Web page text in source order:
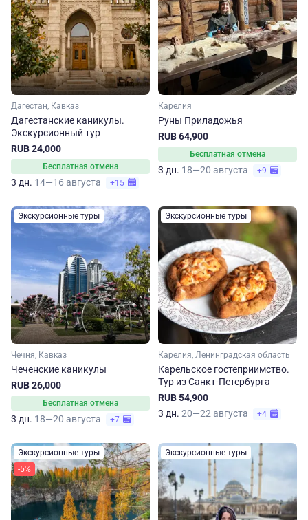
Дагестан, Кавказ
Дагестанские каникулы.
Экскурсионный тур
RUB 24,000
Бесплатная отмена
3 дн. 14—16 августа +15
Карелия
Руны Приладожья
RUB 64,900
Бесплатная отмена
3 дн. 18—20 августа +9
Экскурсионные туры
Чечня, Кавказ
Чеченские каникулы
RUB 26,000
Бесплатная отмена
3 дн. 18—20 августа +7
Экскурсионные туры
Карелия, Ленинградская область
Карельское гостеприимство.
Тур из Санкт-Петербурга
RUB 54,900
3 дн. 20—22 августа +4
Экскурсионные туры
-5%
Экскурсионные туры